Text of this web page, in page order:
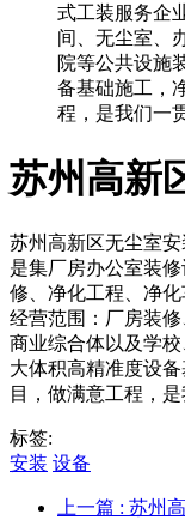
式工装服务企
间、无尘室、
院等公共设施
备基础施工，
程，是我们一
苏州高新
苏州高新区无尘室
是集厂房办公室装
修、净化工程、净
经营范围：厂房装
商业综合体以及学
大体积高精准度设
目，做满意工程，
标签:
安装 设备
上一篇 : 苏州